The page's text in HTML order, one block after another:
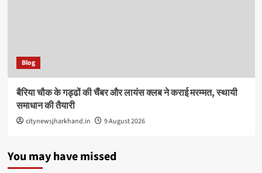
Blog
बैरिया चौक के गड्ढों की चैंबर और लायंस क्लब ने कराई मरम्मत, स्थायी
समाधान की तैयारी
citynewsjharkhand.in 9 August 2026
You may have missed